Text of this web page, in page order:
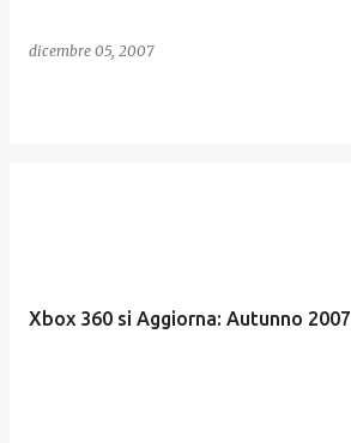
dicembre 05, 2007
Xbox 360 si Aggiorna: Autunno 2007